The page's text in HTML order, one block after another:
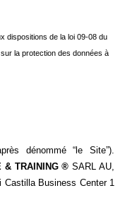
dispositions de la loi 09-08 du
la protection des données à
dénommé “le Site”).
& TRAINING® SARL AU,
Castilla Business Center 1